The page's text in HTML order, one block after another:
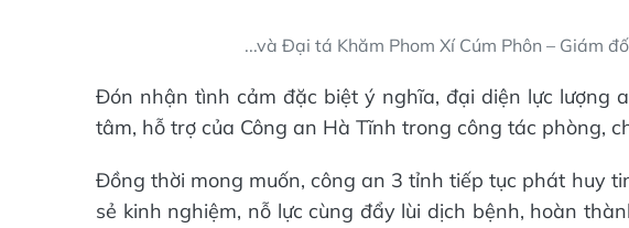
...và Đại tá Khăm Phom Xí Cúm Phôn – Giám
Đón nhận tình cảm đặc biệt ý nghĩa, đại diện lực lượng
tâm, hỗ trợ của Công an Hà Tĩnh trong công tác phòng,
Đồng thời mong muốn, công an 3 tỉnh tiếp tục phát huy
sẻ kinh nghiệm, nỗ lực cùng đẩy lùi dịch bệnh, hoàn